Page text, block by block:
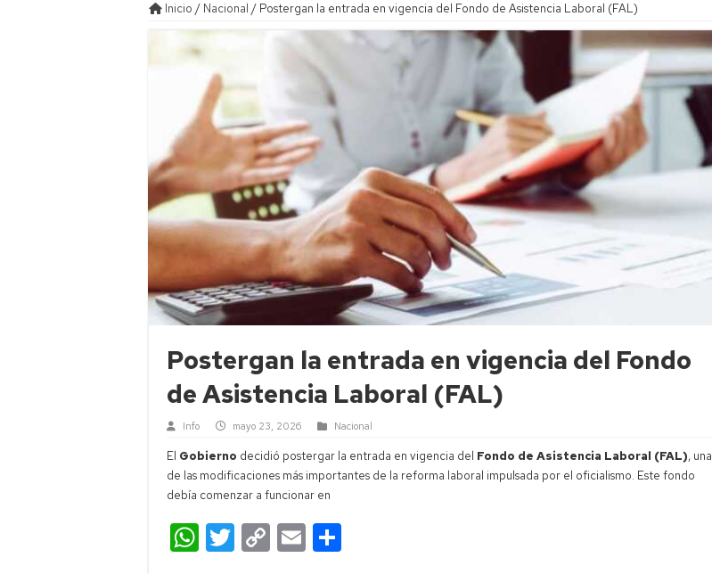
Inicio / Nacional / Postergan la entrada en vigencia del Fondo de Asistencia Laboral (FAL)
Postergan la entrada en vigencia del Fondo
de Asistencia Laboral (FAL)
Info mayo 23, 2026 Nacional
El Gobierno decidió postergar la entrada en vigencia del Fondo de Asistencia Laboral (FAL), una
de las modificaciones más importantes de la reforma laboral impulsada por el oficialismo. Este fondo
debía comenzar a funcionar en
W T C E